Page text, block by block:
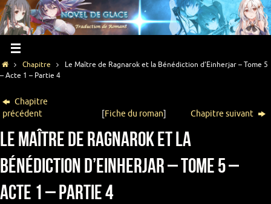
Chapitre
Le Maître de Ragnarok et la Bénédiction d’Einherjar – Tome 5
– Acte 1 – Partie 4
Chapitre
précédent
[Fiche du roman] Chapitre suivant
Le Maître de Ragnarok et la
Bénédiction d’Einherjar – Tome 5 –
Acte 1 – Partie 4